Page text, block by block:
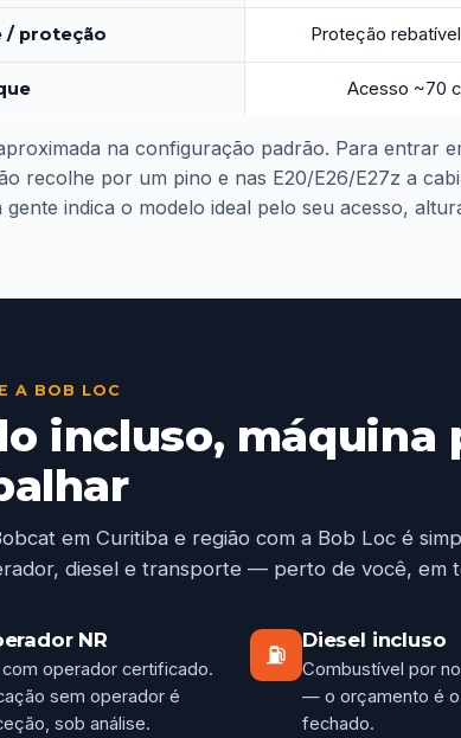
/ proteção Proteção
Acesso ~70
na configuração padrão. Para entrar
recolhe por um pino e nas E20/E26/E27z a
gente indica o modelo ideal pelo seu acesso,
A BOB LOC
incluso, máquina
em Curitiba e região com a Bob Loc é
diesel e transporte — perto de você, em
NR
com operador certificado.
sem operador é
sob análise.
⛽
Diesel incluso
Combustível por
— o orçamento é
fechado.